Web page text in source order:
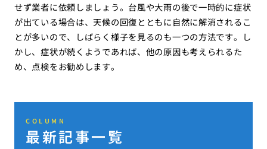
せず業者に依頼しましょう。台風や大雨の後で一時的に症状
が出ている場合は、天候の回復とともに自然に解消されるこ
とが多いので、しばらく様子を見るのも一つの方法です。し
かし、症状が続くようであれば、他の原因も考えられるた
め、点検をお勧めします。
COLUMN
最新記事一覧